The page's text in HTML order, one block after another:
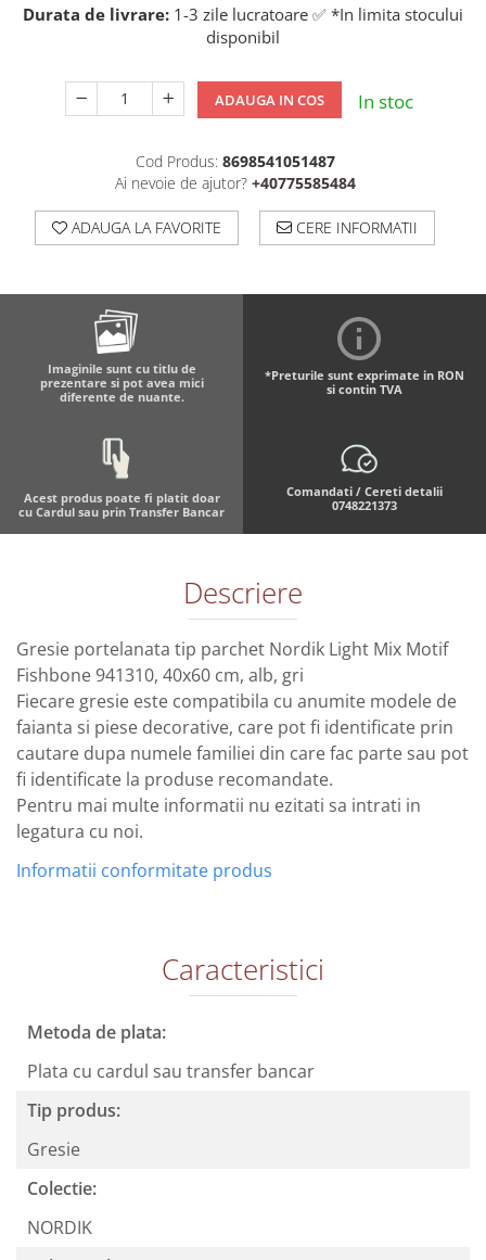
Durata de livrare: 1-3 zile lucratoare ✅ *In limita stocului
disponibil
ADAUGA IN COS In stoc
Cod Produs: 8698541051487
Ai nevoie de ajutor? +40775585484
ADAUGA LA FAVORITE CERE INFORMATII
Imaginile sunt cu titlu de
prezentare si pot avea mici
diferente de nuante.
*Preturile sunt exprimate in RON
si contin TVA
Acest produs poate fi platit doar
cu Cardul sau prin Transfer Bancar
Comandati / Cereti detalii
0748221373
Descriere
Gresie portelanata tip parchet Nordik Light Mix Motif
Fishbone 941310, 40x60 cm, alb, gri
Fiecare gresie este compatibila cu anumite modele de
faianta si piese decorative, care pot fi identificate prin
cautare dupa numele familiei din care fac parte sau pot
fi identificate la produse recomandate.
Pentru mai multe informatii nu ezitati sa intrati in
legatura cu noi.
Informatii conformitate produs
Caracteristici
Metoda de plata:
Plata cu cardul sau transfer bancar
Tip produs:
Gresie
Colectie:
NORDIK